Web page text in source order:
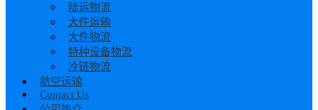
陆运物流
大件运输
大件物流
特种设备物流
冷链物流
航空运输
Contact Us